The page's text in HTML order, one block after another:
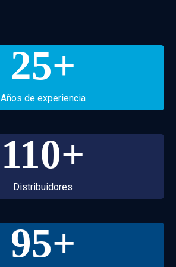
25+
Años de experiencia
110+
Distribuidores
95+